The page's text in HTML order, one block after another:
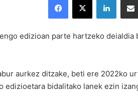
edizioan parte hartzeko deialdia
aurkez ditzake, beti ere 2022ko
edizioetara bidalitako lanek ezin